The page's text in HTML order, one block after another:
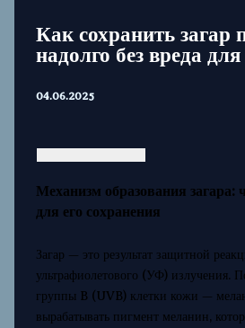
Как сохранить загар
надолго без вреда
04.06.2025
Механизм образования загара:
для его сохранения
Загар — это результат защитной
ультрафиолетового (УФ) излучения.
группы B (UVB) клетки кожи —
вырабатывать пигмент меланин,